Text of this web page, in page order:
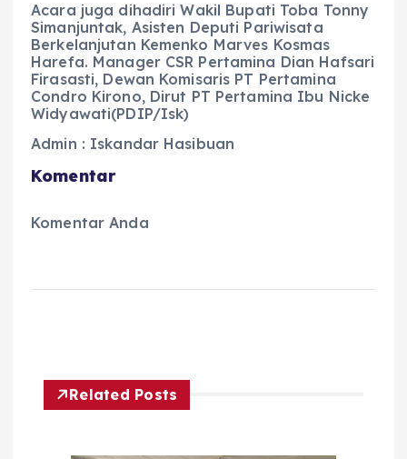
Acara juga dihadiri Wakil Bupati Toba Tonny
Simanjuntak, Asisten Deputi Pariwisata
Berkelanjutan Kemenko Marves Kosmas
Harefa. Manager CSR Pertamina Dian Hafsari
Firasasti, Dewan Komisaris PT Pertamina
Condro Kirono, Dirut PT Pertamina Ibu Nicke
Widyawati(PDIP/Isk)
Admin : Iskandar Hasibuan
Komentar
Komentar Anda
Related Posts